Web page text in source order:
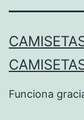
Funciona